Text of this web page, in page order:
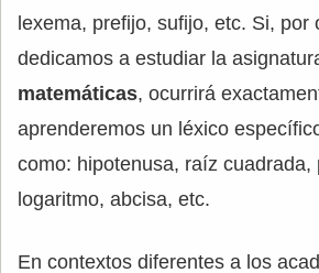
lexema, prefijo, sufijo, etc. Si, por
dedicamos a estudiar la
matemáticas, ocurrirá
aprenderemos un léxico
como: hipotenusa, raíz cuadrada,
logaritmo, abcisa, etc.
En contextos diferentes a los